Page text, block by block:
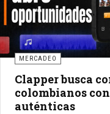
MERCADEO
Clapper busca
colombianos
auténticas